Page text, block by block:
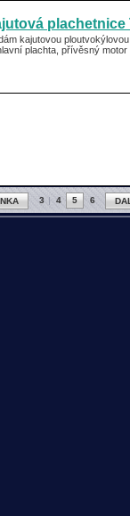
plachetnice
kajutovou
plachta, přívěsný
3 4 5 6